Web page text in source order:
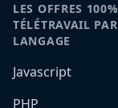
LES OFFRES 100%
TÉLÉTRAVAIL PAR
LANGAGE
Javascript
PHP